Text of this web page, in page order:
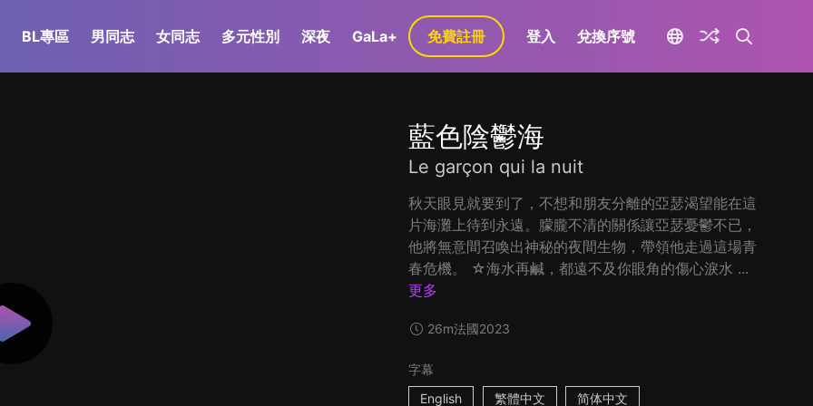
BL專區 男同志 女同志 多元性別 深夜 GaLa+ 免費註冊 登入 兌換序號
藍色陰鬱海
Le garçon qui la nuit
秋天眼見就要到了，不想和朋友分離的亞瑟渴望能在這
片海灘上待到永遠。朦朧不清的關係讓亞瑟憂鬱不已，
他將無意間召喚出神秘的夜間生物，帶領他走過這場青
春危機。 ☆海水再鹹，都遠不及你眼角的傷心淚水 ...
更多
26m法國2023
字幕
English
繁體中文 简体中文